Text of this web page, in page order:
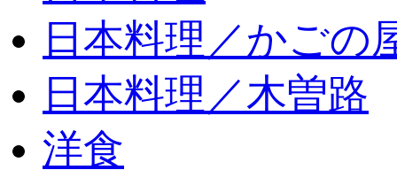
日本料理／かごの
日本料理／木曽路
洋食